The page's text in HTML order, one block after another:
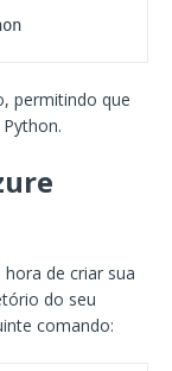
permitindo que
de criar sua
do seu
comando: